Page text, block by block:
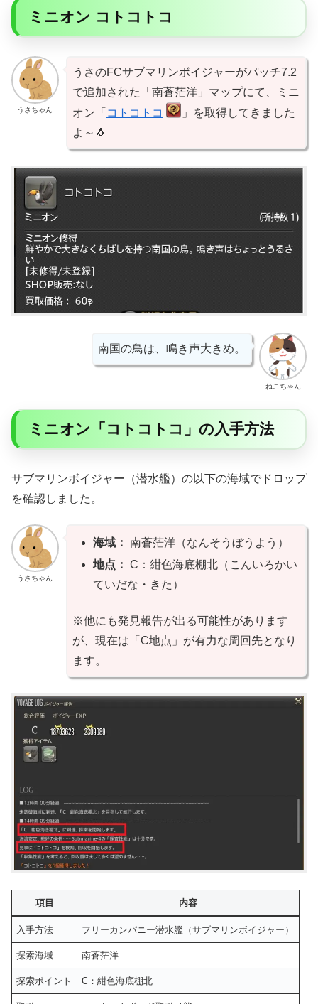
ミニオン コトコトコ
うさちゃん
うさのFCサブマリンボイジャーがパッチ7.2
で追加された「南蒼茫洋」マップにて、ミニ
オン「 コトコトコ
」を取得してきました
よ～🐧
ねこちゃん
南国の鳥は、鳴き声大きめ。
ミニオン「コトコトコ」の入手方法
サブマリンボイジャー（潜水艦）の以下の海域でドロップ
を確認しました。
うさちゃん
海域： 南蒼茫洋（なんそうぼうよう）
地点： C：紺色海底棚北（こんいろかい
ていだな・きた）
※他にも発見報告が出る可能性があります
が、現在は「C地点」が有力な周回先となり
ます。
項目 内容
入手方法 フリーカンパニー潜水艦（サブマリンボイジャー）
探索海域 南蒼茫洋
探索ポイント C：紺色海底棚北